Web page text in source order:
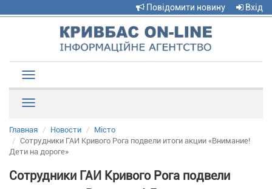
Повідомити новину Вхід
navigation
Главная Новости
Місто
Сотрудники ГАИ Кривого Рога подвели итоги акции «Внимание!
Дети на дороге»
Сотрудники ГАИ Кривого Рога подвели